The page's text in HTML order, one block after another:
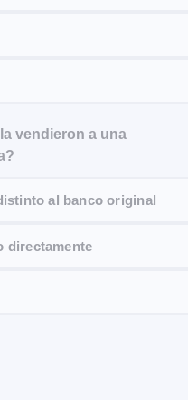
vendieron a una
al banco original
directamente